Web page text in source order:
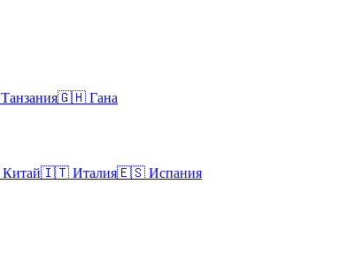
Танзания🇬🇭 Гана
Китай🇮🇹 Италия🇪🇸 Испания